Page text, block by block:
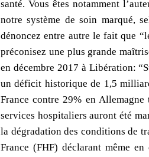
santé. Vous êtes notamment
notre système de soin marqué,
dénoncez entre autre le fait que
préconisez une plus grande
en décembre 2017 à Libération:
un déficit historique de 1,5
France contre 29% en
services hospitaliers auront été
la dégradation des conditions de
France (FHF) déclarant même